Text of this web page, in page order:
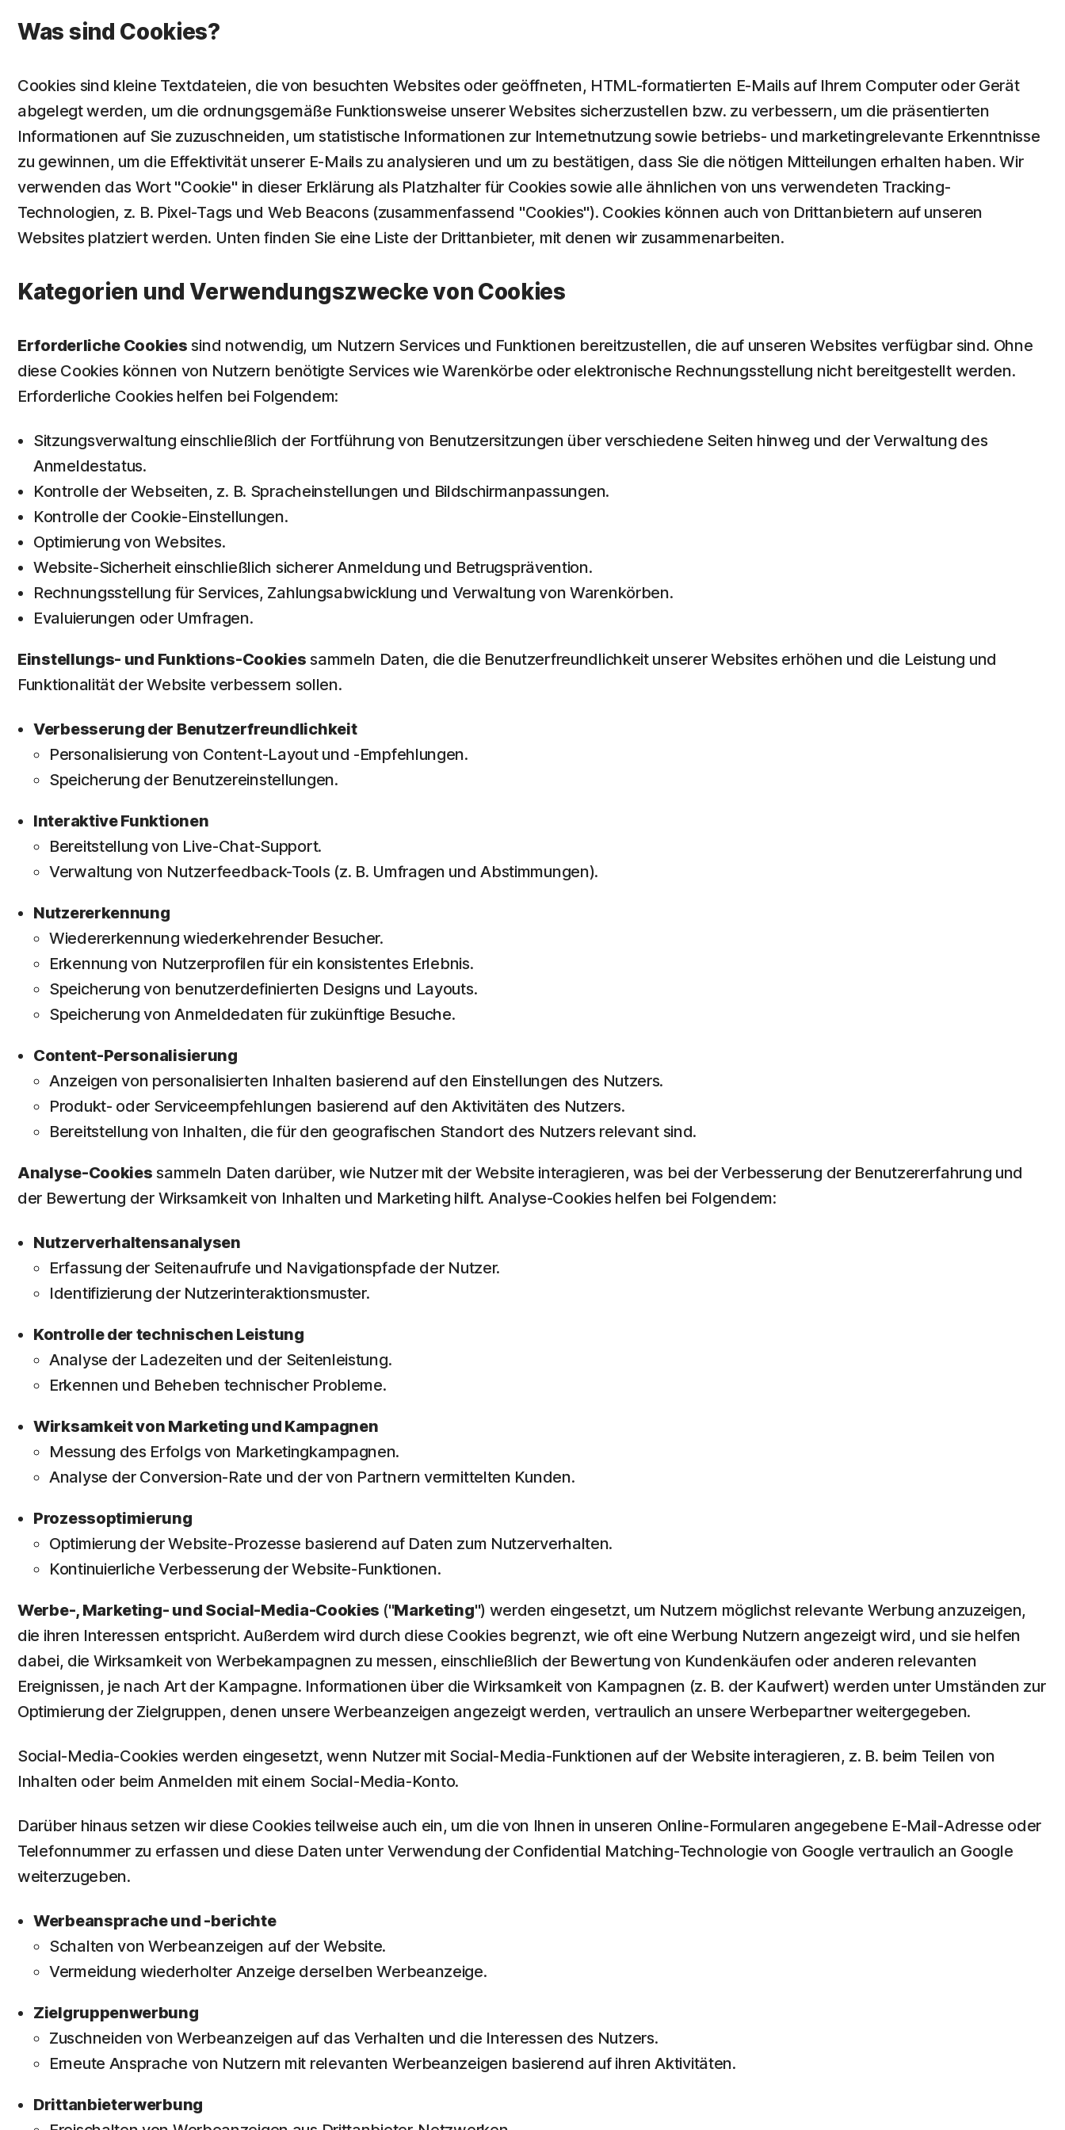
Was sind Cookies?
Cookies sind kleine Textdateien, die von besuchten Websites oder geöffneten, HTML-formatierten E-Mails auf Ihrem Computer oder Gerät
abgelegt werden, um die ordnungsgemäße Funktionsweise unserer Websites sicherzustellen bzw. zu verbessern, um die präsentierten
Informationen auf Sie zuzuschneiden, um statistische Informationen zur Internetnutzung sowie betriebs- und marketingrelevante Erkenntnisse
zu gewinnen, um die Effektivität unserer E-Mails zu analysieren und um zu bestätigen, dass Sie die nötigen Mitteilungen erhalten haben. Wir
verwenden das Wort "Cookie" in dieser Erklärung als Platzhalter für Cookies sowie alle ähnlichen von uns verwendeten Tracking-
Technologien, z. B. Pixel-Tags und Web Beacons (zusammenfassend "Cookies"). Cookies können auch von Drittanbietern auf unseren
Websites platziert werden. Unten finden Sie eine Liste der Drittanbieter, mit denen wir zusammenarbeiten.
Kategorien und Verwendungszwecke von Cookies
Erforderliche Cookies sind notwendig, um Nutzern Services und Funktionen bereitzustellen, die auf unseren Websites verfügbar sind. Ohne
diese Cookies können von Nutzern benötigte Services wie Warenkörbe oder elektronische Rechnungsstellung nicht bereitgestellt werden.
Erforderliche Cookies helfen bei Folgendem:
Sitzungsverwaltung einschließlich der Fortführung von Benutzersitzungen über verschiedene Seiten hinweg und der Verwaltung des
Anmeldestatus.
Kontrolle der Webseiten, z. B. Spracheinstellungen und Bildschirmanpassungen.
Kontrolle der Cookie-Einstellungen.
Optimierung von Websites.
Website-Sicherheit einschließlich sicherer Anmeldung und Betrugsprävention.
Rechnungsstellung für Services, Zahlungsabwicklung und Verwaltung von Warenkörben.
Evaluierungen oder Umfragen.
Einstellungs- und Funktions-Cookies sammeln Daten, die die Benutzerfreundlichkeit unserer Websites erhöhen und die Leistung und
Funktionalität der Website verbessern sollen.
Verbesserung der Benutzerfreundlichkeit
Personalisierung von Content-Layout und -Empfehlungen.
Speicherung der Benutzereinstellungen.
Interaktive Funktionen
Bereitstellung von Live-Chat-Support.
Verwaltung von Nutzerfeedback-Tools (z. B. Umfragen und Abstimmungen).
Nutzererkennung
Wiedererkennung wiederkehrender Besucher.
Erkennung von Nutzerprofilen für ein konsistentes Erlebnis.
Speicherung von benutzerdefinierten Designs und Layouts.
Speicherung von Anmeldedaten für zukünftige Besuche.
Content-Personalisierung
Anzeigen von personalisierten Inhalten basierend auf den Einstellungen des Nutzers.
Produkt- oder Serviceempfehlungen basierend auf den Aktivitäten des Nutzers.
Bereitstellung von Inhalten, die für den geografischen Standort des Nutzers relevant sind.
Analyse-Cookies sammeln Daten darüber, wie Nutzer mit der Website interagieren, was bei der Verbesserung der Benutzererfahrung und
der Bewertung der Wirksamkeit von Inhalten und Marketing hilft. Analyse-Cookies helfen bei Folgendem:
Nutzerverhaltensanalysen
Erfassung der Seitenaufrufe und Navigationspfade der Nutzer.
Identifizierung der Nutzerinteraktionsmuster.
Kontrolle der technischen Leistung
Analyse der Ladezeiten und der Seitenleistung.
Erkennen und Beheben technischer Probleme.
Wirksamkeit von Marketing und Kampagnen
Messung des Erfolgs von Marketingkampagnen.
Analyse der Conversion-Rate und der von Partnern vermittelten Kunden.
Prozessoptimierung
Optimierung der Website-Prozesse basierend auf Daten zum Nutzerverhalten.
Kontinuierliche Verbesserung der Website-Funktionen.
Werbe-, Marketing- und Social-Media-Cookies ("Marketing") werden eingesetzt, um Nutzern möglichst relevante Werbung anzuzeigen,
die ihren Interessen entspricht. Außerdem wird durch diese Cookies begrenzt, wie oft eine Werbung Nutzern angezeigt wird, und sie helfen
dabei, die Wirksamkeit von Werbekampagnen zu messen, einschließlich der Bewertung von Kundenkäufen oder anderen relevanten
Ereignissen, je nach Art der Kampagne. Informationen über die Wirksamkeit von Kampagnen (z. B. der Kaufwert) werden unter Umständen zur
Optimierung der Zielgruppen, denen unsere Werbeanzeigen angezeigt werden, vertraulich an unsere Werbepartner weitergegeben.
Social-Media-Cookies werden eingesetzt, wenn Nutzer mit Social-Media-Funktionen auf der Website interagieren, z. B. beim Teilen von
Inhalten oder beim Anmelden mit einem Social-Media-Konto.
Darüber hinaus setzen wir diese Cookies teilweise auch ein, um die von Ihnen in unseren Online-Formularen angegebene E-Mail-Adresse oder
Telefonnummer zu erfassen und diese Daten unter Verwendung der Confidential Matching-Technologie von Google vertraulich an Google
weiterzugeben.
Werbeansprache und -berichte
Schalten von Werbeanzeigen auf der Website.
Vermeidung wiederholter Anzeige derselben Werbeanzeige.
Zielgruppenwerbung
Zuschneiden von Werbeanzeigen auf das Verhalten und die Interessen des Nutzers.
Erneute Ansprache von Nutzern mit relevanten Werbeanzeigen basierend auf ihren Aktivitäten.
Drittanbieterwerbung